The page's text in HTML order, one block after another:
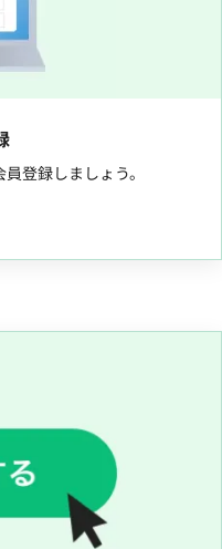
登録しましょう。